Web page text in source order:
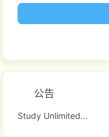
公告
Study Unlimited...